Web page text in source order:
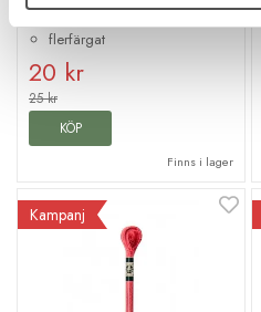
flerfärgat
20 kr
25 kr
KÖP
Finns i lager
Kampanj